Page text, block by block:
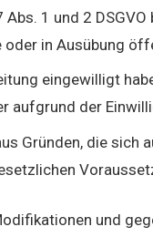
1 und 2
in Ausübung
eingewilligt
aufgrund der
Gründen, die
und